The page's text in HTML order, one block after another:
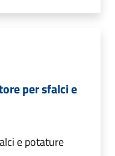
per sfalci e
e potature